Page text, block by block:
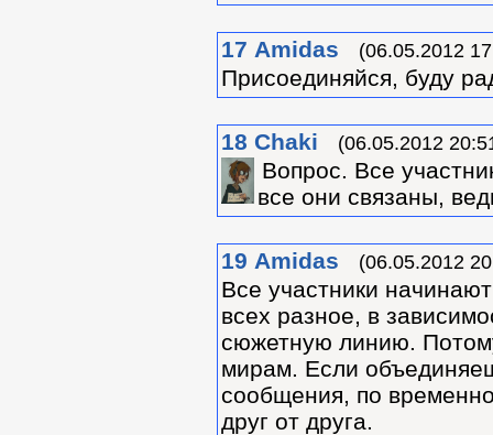
17 Amidas (06.05.2012
Присоединяйся, буду
18 Chaki (06.05.2012
Вопрос. Все
все они связаны,
19 Amidas (06.05.2012
Все участники
всех разное, в
сюжетную линию.
мирам. Если
сообщения, по
друг от друга.